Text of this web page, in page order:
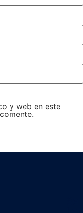
y web en este